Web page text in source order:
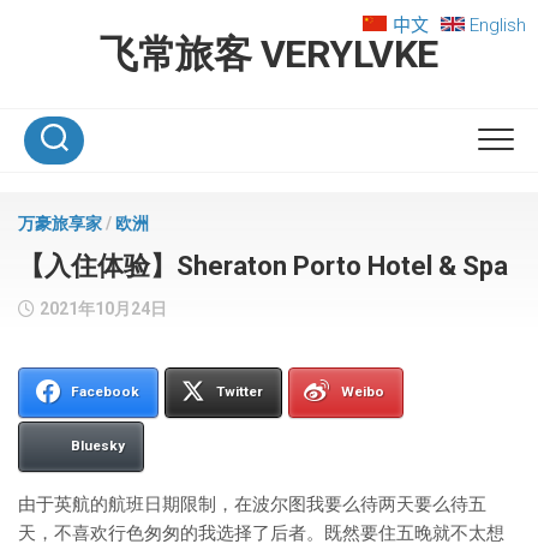
飞常旅客 VERYLVKE
中文 English
万豪旅享家/ 欧洲
【入住体验】Sheraton Porto Hotel & Spa
2021年10月24日
Facebook Twitter Weibo
Bluesky
由于英航的航班日期限制，在波尔图我要么待两天要么待五
天，不喜欢行色匆匆的我选择了后者。既然要住五晚就不太想